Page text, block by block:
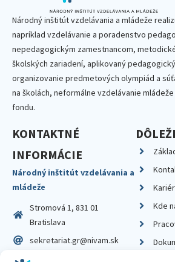
Národný inštitút vzdelávania a mládeže
napríklad vzdelávanie a poradenstvo
nepedagogickým zamestnancom,
školských zariadení, aplikovaný
organizovanie predmetových olympiád a
na školách, neformálne vzdelávanie
fondu.
KONTAKTNÉ
INFORMÁCIE
Národný inštitút vzdelávania a
mládeže
Stromová 1, 831 01
Bratislava
sekretariat.gr@nivam.sk
IČO: 00164348
Kde